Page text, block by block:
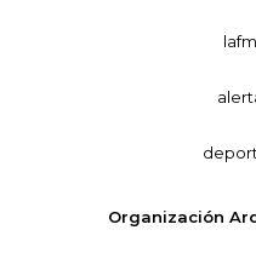
Organización